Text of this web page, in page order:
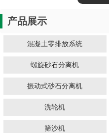
产品展示
混凝土零排放系统
螺旋砂石分离机
振动式砂石分离机
洗轮机
筛沙机